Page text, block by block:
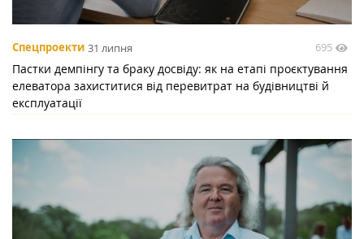
Спецпроекти 31 липня 695
Пастки демпінгу та браку досвіду: як на етапі проєктування
елеватора захиститися від перевитрат на будівництві й
експлуатації